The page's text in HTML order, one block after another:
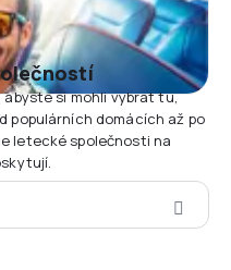
si mohli vybrat tu,
populárních domácích až po
letecké společnosti na